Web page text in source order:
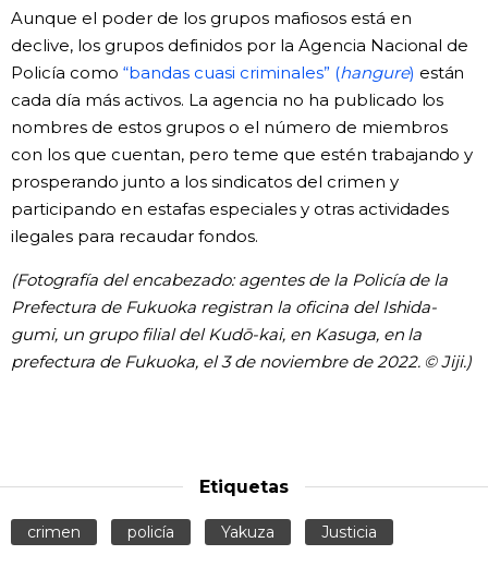
Aunque el poder de los grupos mafiosos está en
declive, los grupos definidos por la Agencia Nacional de
Policía como “bandas cuasi criminales” (hangure) están
cada día más activos. La agencia no ha publicado los
nombres de estos grupos o el número de miembros
con los que cuentan, pero teme que estén trabajando y
prosperando junto a los sindicatos del crimen y
participando en estafas especiales y otras actividades
ilegales para recaudar fondos.
(Fotografía del encabezado: agentes de la Policía de la
Prefectura de Fukuoka registran la oficina del Ishida-
gumi, un grupo filial del Kudō-kai, en Kasuga, en la
prefectura de Fukuoka, el 3 de noviembre de 2022. © Jiji.)
Etiquetas
crimen policía Yakuza Justicia